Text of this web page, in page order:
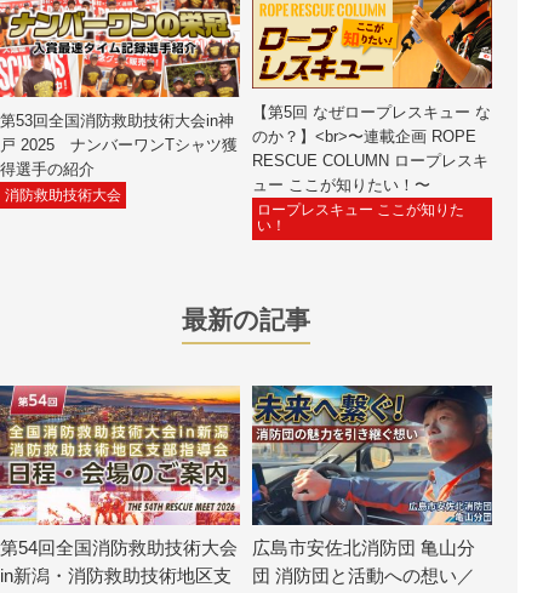
第53回全国消防救助技術大会in神
戸 2025 ナンバーワンTシャツ獲
得選手の紹介
消防救助技術大会
【第5回 なぜロープレスキュー な
のか？】<br>〜連載企画 ROPE
RESCUE COLUMN ロープレスキ
ュー ここが知りたい！〜
ロープレスキュー ここが知りた
い！
最新の記事
第54回全国消防救助技術大会
in新潟・消防救助技術地区支
広島市安佐北消防団 亀山分
団 消防団と活動への想い／